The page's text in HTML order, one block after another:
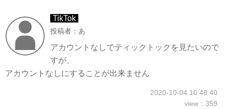
TikTok
投稿者：あ
アカウントなしでティックトックを見たいので
すが、
アカウントなしにすることが出来ません
2020-10-04 10:48:40
view：359